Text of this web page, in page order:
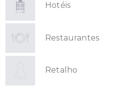
Hotéis
Restaurantes
Retalho